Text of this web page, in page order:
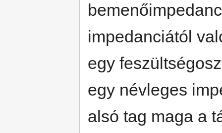
impedanciától
egy
egy névleges
alsó tag maga a